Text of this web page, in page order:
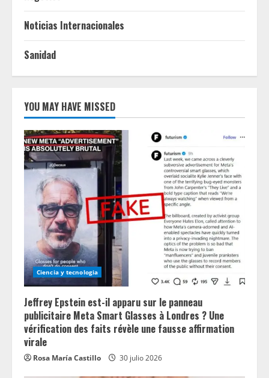
Noticias Internacionales
Sanidad
YOU MAY HAVE MISSED
Ciencia y tecnologia
Jeffrey Epstein est-il apparu sur le panneau
publicitaire Meta Smart Glasses à Londres ? Une
vérification des faits révèle une fausse affirmation
virale
Rosa María Castillo 30 julio 2026